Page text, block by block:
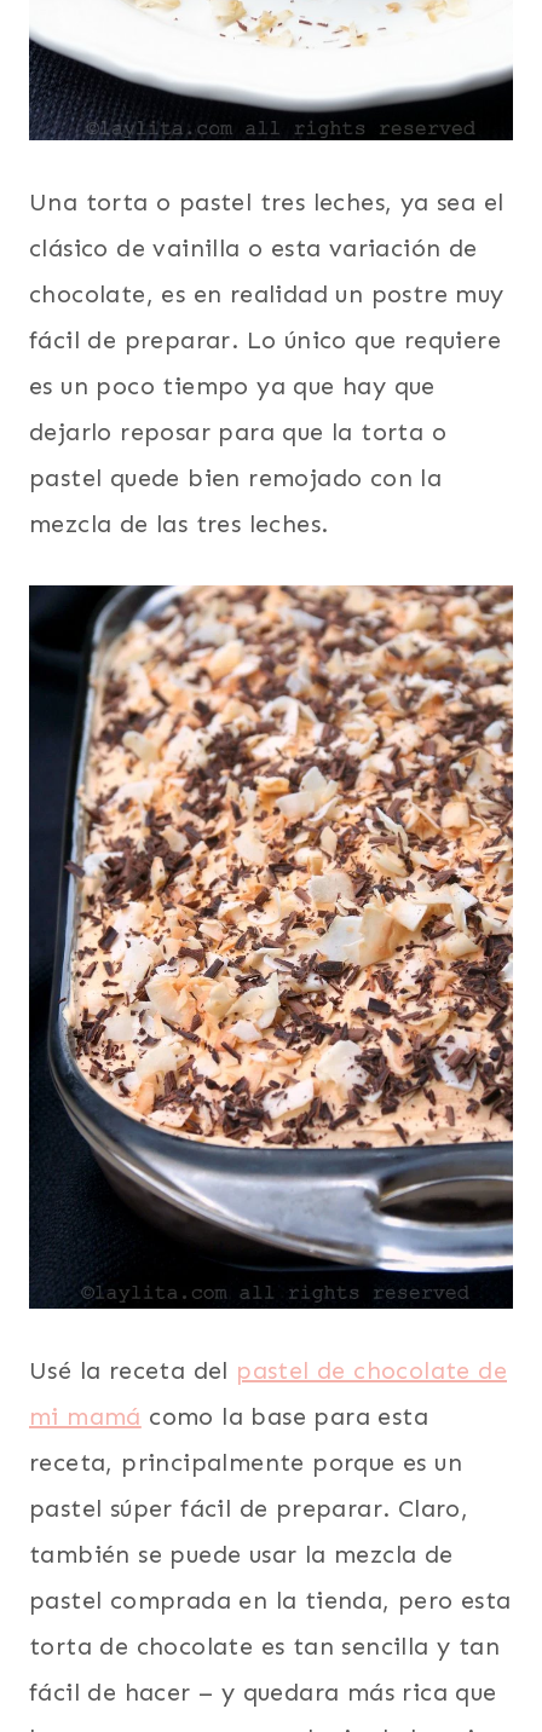
Una torta o pastel tres leches, ya sea el
clásico de vainilla o esta variación de
chocolate, es en realidad un postre muy
fácil de preparar. Lo único que requiere
es un poco tiempo ya que hay que
dejarlo reposar para que la torta o
pastel quede bien remojado con la
mezcla de las tres leches.
Usé la receta del pastel de chocolate de
mi mamá como la base para esta
receta, principalmente porque es un
pastel súper fácil de preparar. Claro,
también se puede usar la mezcla de
pastel comprada en la tienda, pero esta
torta de chocolate es tan sencilla y tan
fácil de hacer – y quedara más rica que